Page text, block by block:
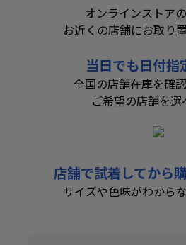
オンラインストアの
お近くの店舗にお取り
当日でも日付指
全国の店舗在庫を確認
ご希望の店舗を選
店舗で試着してから
サイズや色味がわから